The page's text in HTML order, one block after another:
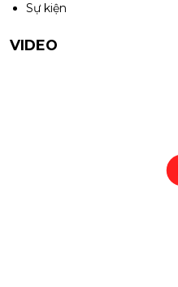
Sự kiện
VIDEO